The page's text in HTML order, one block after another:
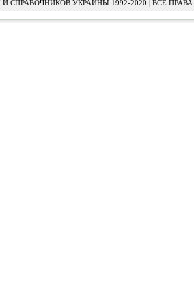
СПРАВОЧНИКОВ УКРАИНЫ 1992-2020 | ВСЕ